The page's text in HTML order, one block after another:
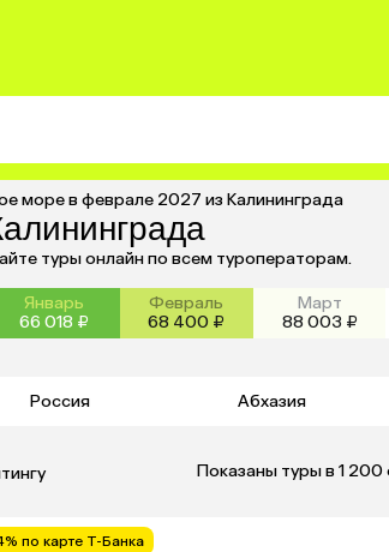
море в феврале 2027 из Калининграда
туры онлайн по всем туроператорам.
Январь
66 018 ₽
Февраль
68 400 ₽
Март
88 003 ₽
Россия Абхазия
Показаны туры в 1 200
по карте Т-Банка